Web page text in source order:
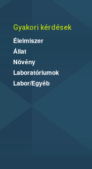
Gyakori kérdések
Élelmiszer
Állat
Növény
Laboratóriumok
Labor/Egyéb